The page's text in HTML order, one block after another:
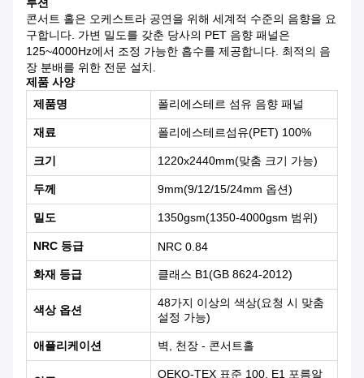
루션
콘서트 홀은 오케스트라 공연을 위해 세계적 수준의 음향을 요
구합니다. 가변 밀도를 갖춘 당사의 PET 음향 패널은
125~4000Hz에서 조정 가능한 흡수를 제공합니다. 최적의 음
장 분배를 위한 전문 설치.
제품 사양
제품명
폴리에스테르 섬유 음향 패널
재료 폴리에스테르섬유(PET) 100%
크기 1220x2440mm(맞춤 크기 가능)
두께 9mm(9/12/15/24mm 옵션)
밀도 1350gsm(1350-4000gsm 범위)
NRC 등급 NRC 0.84
화재 등급 클래스 B1(GB 8624-2012)
색상 옵션
48가지 이상의 색상(요청 시 맞춤
설정 가능)
애플리케이션 벽, 천장 - 콘서트홀
OEKO-TEX 표준 100, E1 포름알